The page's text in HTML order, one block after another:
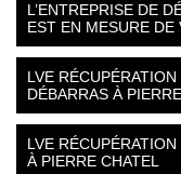
L’ENTREPRISE DE
EST EN MESURE
LVE
DÉBARRAS À
LVE
À PIERRE CHATEL